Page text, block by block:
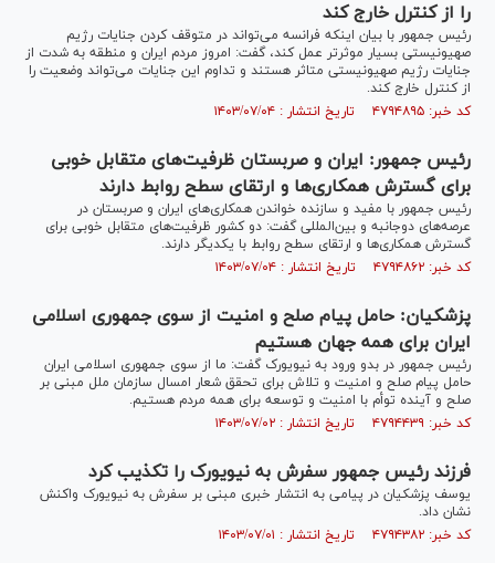
را از کنترل خارج کند
رئیس جمهور با بیان اینکه فرانسه می‌تواند در متوقف کردن جنایات رژیم
صهیونیستی بسیار موثرتر عمل کند، گفت: امروز مردم ایران و منطقه به شدت از
جنایات رژیم صهیونیستی متاثر هستند و تداوم این جنایات می‌تواند وضعیت را
از کنترل خارج کند.
کد خبر: ۴۷۹۴۸۹۵ تاریخ انتشار : ۱۴۰۳/۰۷/۰۴
رئیس جمهور: ایران و صربستان ظرفیت‌های متقابل خوبی
برای گسترش همکاری‌ها و ارتقای سطح روابط دارند
رئیس جمهور با مفید و سازنده خواندن همکاری‌های ایران و صربستان در
عرصه‌های دوجانبه و بین‌المللی گفت: دو کشور ظرفیت‌های متقابل خوبی برای
گسترش همکاری‌ها و ارتقای سطح روابط با یکدیگر دارند.
کد خبر: ۴۷۹۴۸۶۲ تاریخ انتشار : ۱۴۰۳/۰۷/۰۴
پزشکیان: حامل پیام صلح و امنیت از سوی جمهوری اسلامی
ایران برای همه جهان هستیم
رئیس جمهور در بدو ورود به نیویورک گفت: ما از سوی جمهوری اسلامی ایران
حامل پیام صلح و امنیت و تلاش برای تحقق شعار امسال سازمان ملل مبنی بر
صلح و آینده توأم با امنیت و توسعه برای همه مردم هستیم.
کد خبر: ۴۷۹۴۴۳۹ تاریخ انتشار : ۱۴۰۳/۰۷/۰۲
فرزند رئیس جمهور سفرش به نیویورک را تکذیب کرد
یوسف پزشکیان در پیامی به انتشار خبری مبنی بر سفرش به نیویورک واکنش
نشان داد.
کد خبر: ۴۷۹۴۳۸۲ تاریخ انتشار : ۱۴۰۳/۰۷/۰۱